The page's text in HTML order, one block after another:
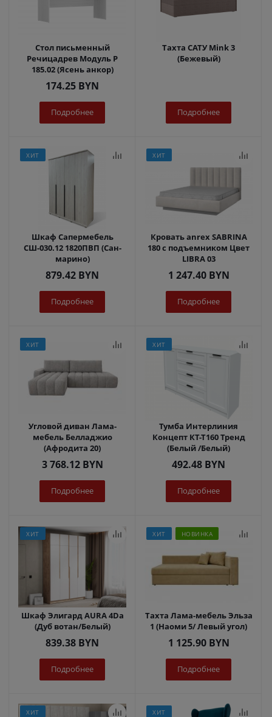
Стол письменный
Речицадрев Модуль Р
185.02 (Ясень анкор)
174.25 BYN
Подробнее
Тахта САТУ Mink 3
(Бежевый)
Подробнее
ХИТ
Шкаф Сапермебель
СШ-030.12 1820ПВП (Сан-
марино)
879.42 BYN
Подробнее
ХИТ
Кровать anrex SABRINA
180 с подъемником Цвет
LIBRA 03
1 247.40BYN
Подробнее
ХИТ
Угловой диван Лама-
мебель Белладжио
(Афродита 20)
3 768.12BYN
Подробнее
ХИТ
Тумба Интерлиния
Концепт КТ-Т160 Тренд
(Белый /Белый)
492.48 BYN
Подробнее
ХИТ
Шкаф Элигард AURA 4Dа
(Дуб вотан/Белый)
839.38 BYN
Подробнее
ХИТ НОВИНКА
Тахта Лама-мебель Эльза
1 (Наоми 5/ Левый угол)
1 125.90BYN
Подробнее
ХИТ ХИТ